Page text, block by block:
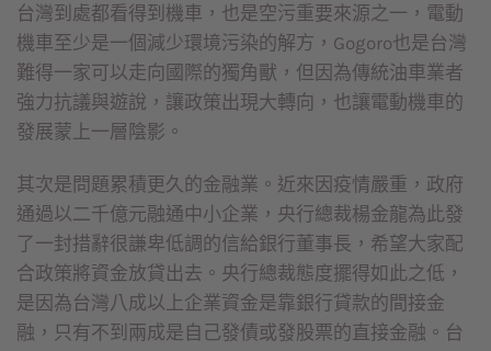
台灣到處都看得到機車，也是空污重要來源之一，電動
機車至少是一個減少環境污染的解方，Gogoro也是台灣
難得一家可以走向國際的獨角獸，但因為傳統油車業者
強力抗議與遊說，讓政策出現大轉向，也讓電動機車的
發展蒙上一層陰影。
其次是問題累積更久的金融業。近來因疫情嚴重，政府
通過以二千億元融通中小企業，央行總裁楊金龍為此發
了一封措辭很謙卑低調的信給銀行董事長，希望大家配
合政策將資金放貸出去。央行總裁態度擺得如此之低，
是因為台灣八成以上企業資金是靠銀行貸款的間接金
融，只有不到兩成是自己發債或發股票的直接金融。台